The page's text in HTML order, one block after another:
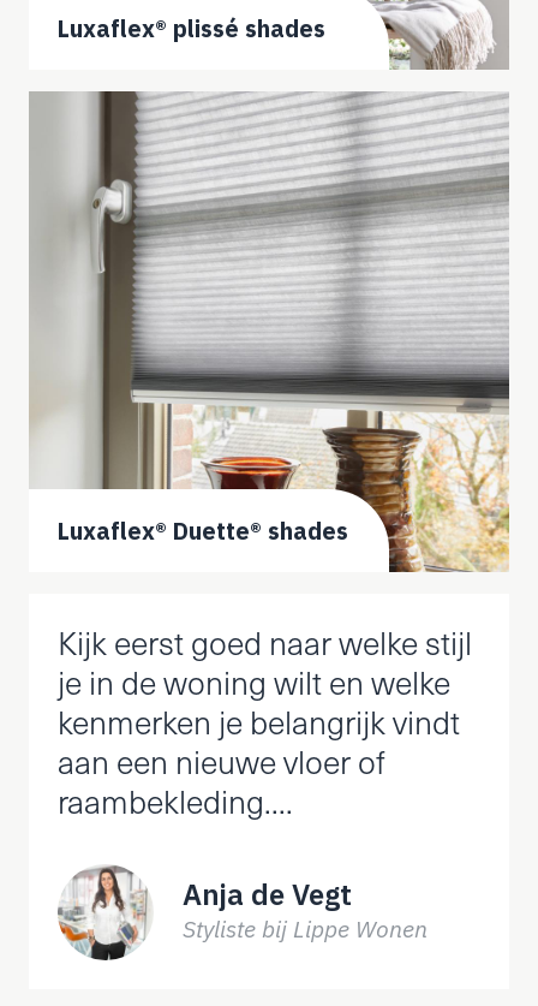
Luxaflex® plissé shades
Luxaflex® Duette® shades
Testimonial
Anja
de
Vegt
Kijk eerst goed naar welke stijl
je in de woning wilt en welke
kenmerken je belangrijk vindt
aan een nieuwe vloer of
raambekleding....
Anja de Vegt
Styliste bij Lippe Wonen